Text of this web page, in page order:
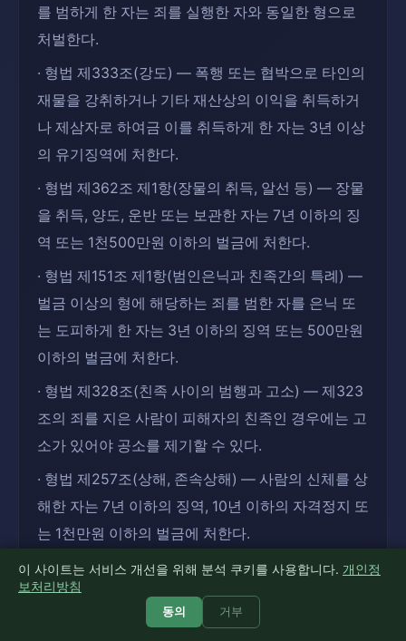
를 범하게 한 자는 죄를 실행한 자와 동일한 형으로
처벌한다.
· 형법 제333조(강도) — 폭행 또는 협박으로 타인의
재물을 강취하거나 기타 재산상의 이익을 취득하거
나 제삼자로 하여금 이를 취득하게 한 자는 3년 이상
의 유기징역에 처한다.
· 형법 제362조 제1항(장물의 취득, 알선 등) — 장물
을 취득, 양도, 운반 또는 보관한 자는 7년 이하의 징
역 또는 1천500만원 이하의 벌금에 처한다.
· 형법 제151조 제1항(범인은닉과 친족간의 특례) —
벌금 이상의 형에 해당하는 죄를 범한 자를 은닉 또
는 도피하게 한 자는 3년 이하의 징역 또는 500만원
이하의 벌금에 처한다.
· 형법 제328조(친족 사이의 범행과 고소) — 제323
조의 죄를 지은 사람이 피해자의 친족인 경우에는 고
소가 있어야 공소를 제기할 수 있다.
· 형법 제257조(상해, 존속상해) — 사람의 신체를 상
해한 자는 7년 이하의 징역, 10년 이하의 자격정지 또
는 1천만원 이하의 벌금에 처한다.
· 형법 제231조(사문서등의 위조ㆍ변조) — 행사할
목적으로 권리ㆍ의무 또는 사실증명에 관한 타인의
문서 또는 도화를 위조 또는 변조한 자는 5년 이하의
이 사이트는 서비스 개선을 위해 분석 쿠키를 사용합니다. 개인정
보처리방침
동의 거부